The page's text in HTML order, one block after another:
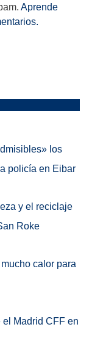
Aprende
los
policía en Eibar
y el reciclaje
Roke
calor para
el Madrid CFF en